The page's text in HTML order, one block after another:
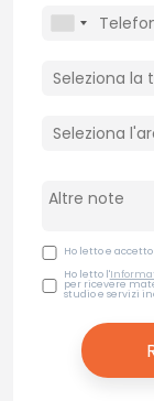
Ho letto e accetto
Ho letto l'
per ricevere
studio e servizi